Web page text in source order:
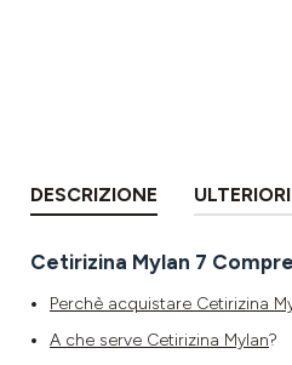
DESCRIZIONE
Cetirizina Mylan 7
Perchè acquistare Cetirizina
A che serve Cetirizina Mylan?